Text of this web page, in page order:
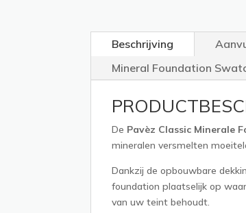
Beschrijving
Mineral Foundation
De Pavèz Classic Minerale
mineralen versmelten
Dankzij de opbouwbare
foundation plaatselijk op
van uw teint behoudt.